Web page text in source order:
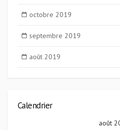
octobre 2019
septembre 2019
août 2019
Calendrier
août